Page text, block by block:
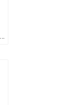
Бананы в шоколаде-8 шт.